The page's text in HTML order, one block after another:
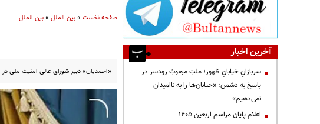
صفحه نخست»بین الملل»بین الملل
«احمدیان» دبیر شورای عالی امنیت ملی
آخرین اخبار
سربازانِ خیابانِ ظهور؛ ملتِ مبعوثِ رودسر در
پاسخ به دشمن: «خیابان‌ها را به ناامیدان
نمی‌دهیم»
اعلام پایان مراسم اربعین ۱۴۰۵